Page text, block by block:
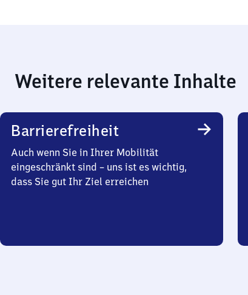
Weitere relevante Inhalte
Barrierefreiheit
Auch wenn Sie in Ihrer Mobilität
eingeschränkt sind – uns ist es wichtig,
dass Sie gut Ihr Ziel erreichen